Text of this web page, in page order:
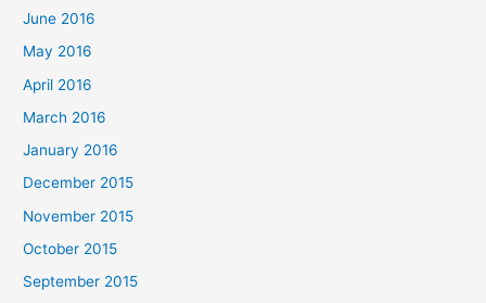
June 2016
May 2016
April 2016
March 2016
January 2016
December 2015
November 2015
October 2015
September 2015